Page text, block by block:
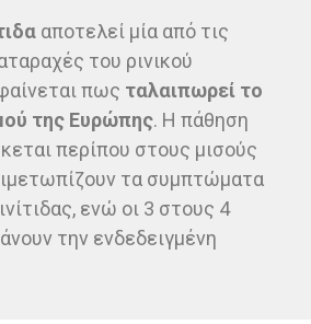
αποτελεί μία από τις
του ρινικού
πως ταλαιπωρεί το
της Ευρώπης. Η πάθηση
περίπου στους μισούς
τα συμπτώματα
ενώ οι 3 στους 4
την ενδεδειγμένη